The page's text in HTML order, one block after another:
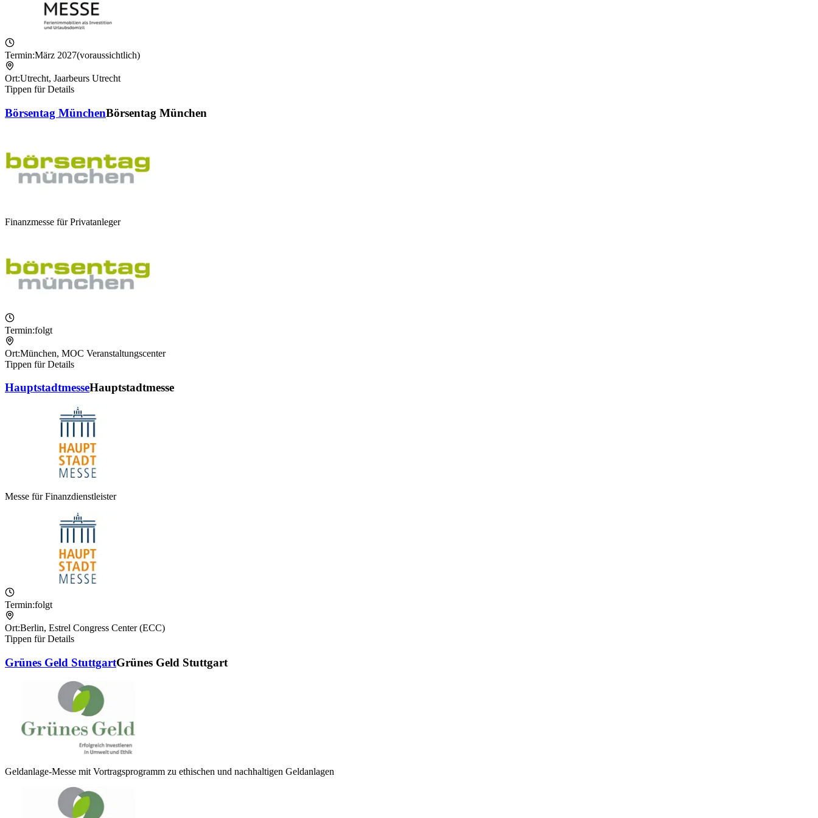
Termin:März 2027(voraussichtlich)
Ort:Utrecht, Jaarbeurs Utrecht
Tippen für Details
Börsentag MünchenBörsentag München
Finanzmesse für Privatanleger
Termin:folgt
Ort:München, MOC Veranstaltungscenter
Tippen für Details
HauptstadtmesseHauptstadtmesse
Messe für Finanzdienstleister
Termin:folgt
Ort:Berlin, Estrel Congress Center (ECC)
Tippen für Details
Grünes Geld StuttgartGrünes Geld Stuttgart
Geldanlage-Messe mit Vortragsprogramm zu ethischen und nachhaltigen Geldanlagen